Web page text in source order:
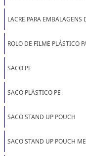
LACRE PARA EMBALAGENS
ROLO DE FILME PLÁSTICO
SACO PE
SACO PLÁSTICO PE
SACO STAND UP POUCH
SACO STAND UP POUCH